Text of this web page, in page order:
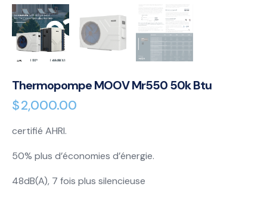
Thermopompe MOOV Mr550 50k Btu
$2,000.00
certifié AHRI.
50% plus d’économies d’énergie.
48dB(A), 7 fois plus silencieuse